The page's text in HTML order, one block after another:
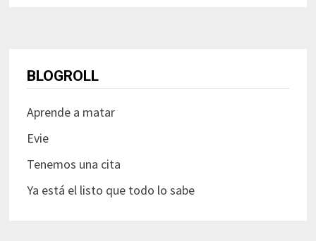
BLOGROLL
Aprende a matar
Evie
Tenemos una cita
Ya está el listo que todo lo sabe